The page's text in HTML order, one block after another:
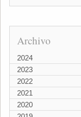
Archivo
2024
2023
2022
2021
2020